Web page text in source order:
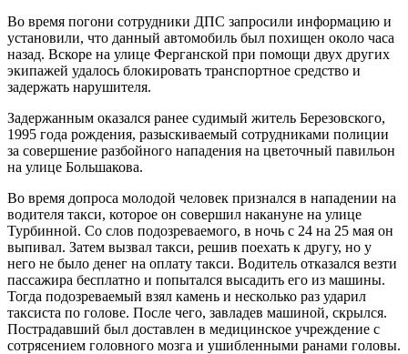
Во время погони сотрудники ДПС запросили информацию и
установили, что данный автомобиль был похищен около часа
назад. Вскоре на улице Ферганской при помощи двух других
экипажей удалось блокировать транспортное средство и
задержать нарушителя.
Задержанным оказался ранее судимый житель Березовского,
1995 года рождения, разыскиваемый сотрудниками полиции
за совершение разбойного нападения на цветочный павильон
на улице Большакова.
Во время допроса молодой человек признался в нападении на
водителя такси, которое он совершил накануне на улице
Турбинной. Со слов подозреваемого, в ночь с 24 на 25 мая он
выпивал. Затем вызвал такси, решив поехать к другу, но у
него не было денег на оплату такси. Водитель отказался везти
пассажира бесплатно и попытался высадить его из машины.
Тогда подозреваемый взял камень и несколько раз ударил
таксиста по голове. После чего, завладев машиной, скрылся.
Пострадавший был доставлен в медицинское учреждение с
сотрясением головного мозга и ушибленными ранами головы.